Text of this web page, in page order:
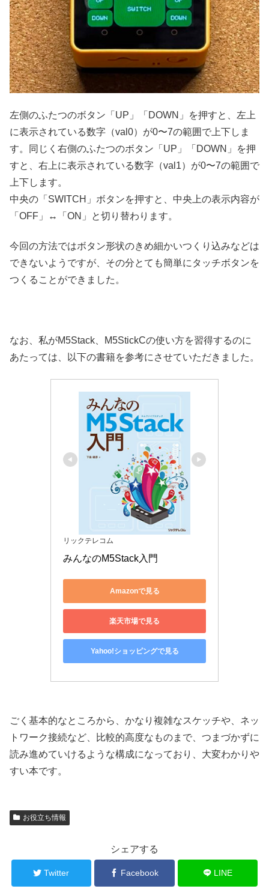
左側のふたつのボタン「UP」「DOWN」を押すと、左上
に表示されている数字（val0）が0〜7の範囲で上下しま
す。同じく右側のふたつのボタン「UP」「DOWN」を押
すと、右上に表示されている数字（val1）が0〜7の範囲で
上下します。
中央の「SWITCH」ボタンを押すと、中央上の表示内容が
「OFF」↔︎「ON」と切り替わります。
今回の方法ではボタン形状のきめ細かいつくり込みなどは
できないようですが、その分とても簡単にタッチボタンを
つくることができました。
なお、私がM5Stack、M5StickCの使い方を習得するのに
あたっては、以下の書籍を参考にさせていただきました。
リックテレコム
みんなのM5Stack入門
Amazonで見る
楽天市場で見る
Yahoo!ショッピングで見る
ごく基本的なところから、かなり複雑なスケッチや、ネッ
トワーク接続など、比較的高度なものまで、つまづかずに
読み進めていけるような構成になっており、大変わかりや
すい本です。
お役立ち情報
シェアする
Twitter Facebook LINE